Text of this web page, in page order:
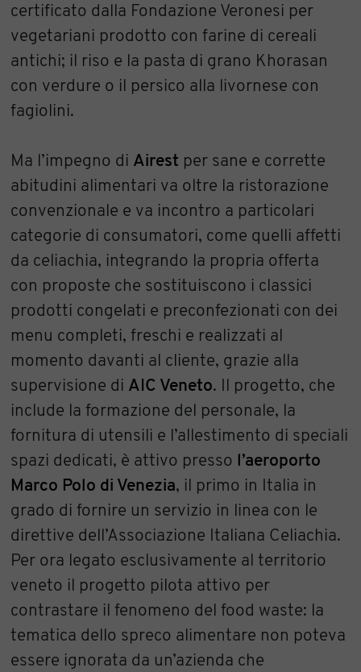
certificato dalla Fondazione Veronesi per
vegetariani prodotto con farine di cereali
antichi; il riso e la pasta di grano Khorasan
con verdure o il persico alla livornese con
fagiolini.
Ma l’impegno di Airest per sane e corrette
abitudini alimentari va oltre la ristorazione
convenzionale e va incontro a particolari
categorie di consumatori, come quelli affetti
da celiachia, integrando la propria offerta
con proposte che sostituiscono i classici
prodotti congelati e preconfezionati con dei
menu completi, freschi e realizzati al
momento davanti al cliente, grazie alla
supervisione di AIC Veneto. Il progetto, che
include la formazione del personale, la
fornitura di utensili e l’allestimento di speciali
spazi dedicati, è attivo presso
l’aeroporto
Marco Polo di Venezia, il primo in Italia in
grado di fornire un servizio in linea con le
direttive dell’Associazione Italiana Celiachia.
Per ora legato esclusivamente al territorio
veneto il progetto pilota attivo per
contrastare il fenomeno del food waste: la
tematica dello spreco alimentare non poteva
essere ignorata da un’azienda che